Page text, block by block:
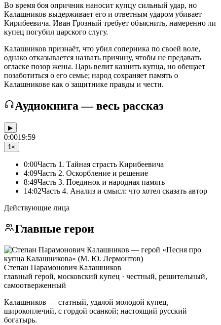
Во время боя опричник наносит купцу сильный удар, но
Калашников выдерживает его и ответным ударом убивает
Кирибеевича. Иван Грозный требует объяснить, намеренно ли
купец погубил царского слугу.
Калашников признаёт, что убил соперника по своей воле,
однако отказывается назвать причину, чтобы не предавать
огласке позор жены. Царь велит казнить купца, но обещает
позаботиться о его семье; народ сохраняет память о
Калашникове как о защитнике правды и чести.
Аудиокнига — весь рассказ
▶
0:0019:59
1×
0:00Часть 1. Тайная страсть Кирибеевича
4:09Часть 2. Оскорбление и решение
8:49Часть 3. Поединок и народная память
14:02Часть 4. Анализ и смысл: что хотел сказать автор
Действующие лица
Главные герои
Степан Парамонович Калашников
главный герой, московский купец · честный, решительный,
самоотверженный
Калашников — статный, удалой молодой купец,
широкоплечий, с гордой осанкой; настоящий русский
богатырь.